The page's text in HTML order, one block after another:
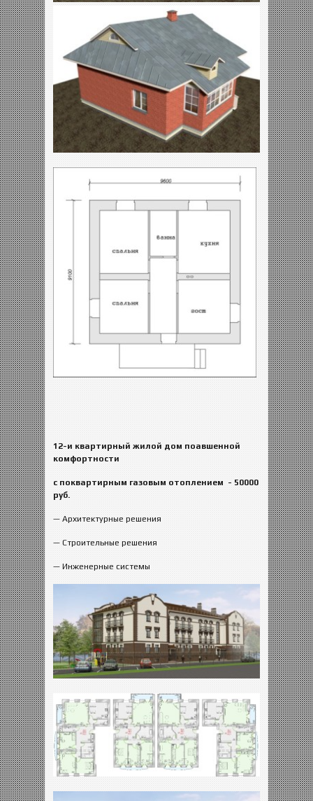
12-и квартирный жилой дом поавшенной
комфортности
с поквартирным газовым отоплением - 50000
руб.
— Архитектурные решения
— Строительные решения
— Инженерные системы